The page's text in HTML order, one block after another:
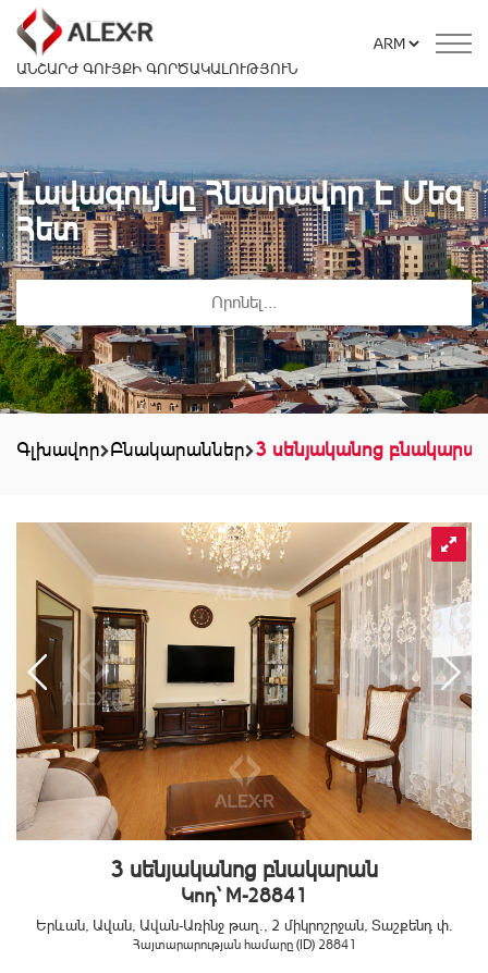
ԱՆՇԱՐԺ ԳՈՒՅՔԻ ԳՈՐԾԱԿԱԼՈՒԹՅՈՒՆ
Լավագույնը Հնարավոր Է Մեզ
Հետ
Գլխավոր Բնակարաններ 3 սենյականոց բնակարան
3 սենյականոց բնակարան
Կոդ` M-28841
Երևան, Ավան, Ավան-Առինջ թաղ., 2 միկրոշրջան, Տաշքենդ փ.
Հայտարարության համարը (ID) 28841